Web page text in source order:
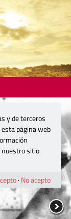
y de terceros
página web
sitio
· No acepto